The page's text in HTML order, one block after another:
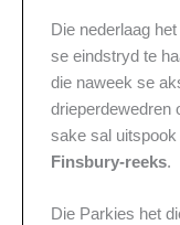
Die nederlaag
se eindstryd te
die naweek se
drieperdewedren
sake sal uitspook
Finsbury-reeks.
Die Parkies het